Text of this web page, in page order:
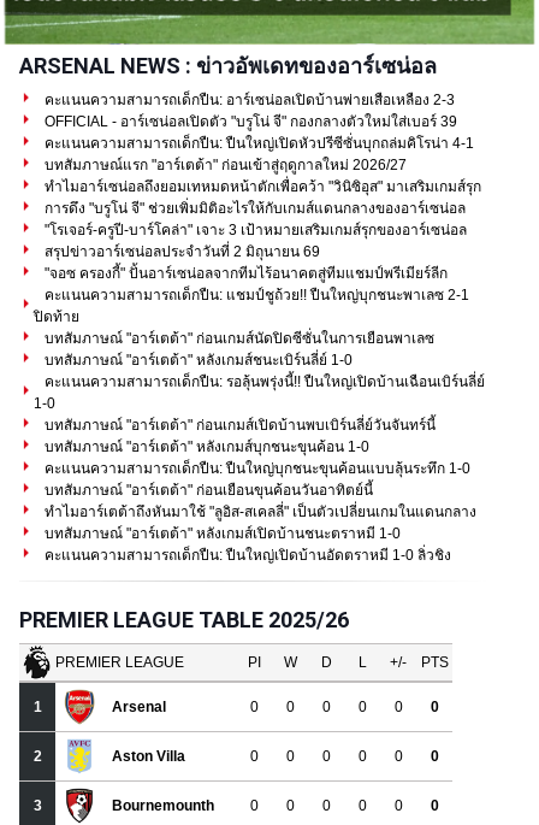
ARSENAL NEWS : ข่าวอัพเดทของอาร์เซน่อล
คะแนนความสามารถเด็กปืน: อาร์เซน่อลเปิดบ้านพ่ายเสือเหลือง 2-3
OFFICIAL - อาร์เซน่อลเปิดตัว "บรูโน่ จี" กองกลางตัวใหม่ใส่เบอร์ 39
คะแนนความสามารถเด็กปืน: ปืนใหญ่เปิดหัวปรีซีซั่นบุกถล่มคิโรน่า 4-1
บทสัมภาษณ์แรก "อาร์เตต้า" ก่อนเข้าสู่ฤดูกาลใหม่ 2026/27
ทำไมอาร์เซน่อลถึงยอมเทหมดหน้าตักเพื่อคว้า "วินิซิอุส" มาเสริมเกมส์รุก
การดึง "บรูโน่ จี" ช่วยเพิ่มมิติอะไรให้กับเกมส์แดนกลางของอาร์เซน่อล
"โรเจอร์-ครูปี-บาร์โคล่า" เจาะ 3 เป้าหมายเสริมเกมส์รุกของอาร์เซน่อล
สรุปข่าวอาร์เซน่อลประจำวันที่ 2 มิถุนายน 69
"จอซ ครองกี้" ปั้นอาร์เซน่อลจากทีมไร้อนาคตสู่ทีมแชมป์พรีเมียร์ลีก
คะแนนความสามารถเด็กปืน: แชมป์ชูถ้วย!! ปืนใหญ่บุกชนะพาเลซ 2-1
ปิดท้าย
บทสัมภาษณ์ "อาร์เตต้า" ก่อนเกมส์นัดปิดซีซั่นในการเยือนพาเลซ
บทสัมภาษณ์ "อาร์เตต้า" หลังเกมส์ชนะเบิร์นลี่ย์ 1-0
คะแนนความสามารถเด็กปืน: รอลุ้นพรุ่งนี้!! ปืนใหญ่เปิดบ้านเฉือนเบิร์นลี่ย์
1-0
บทสัมภาษณ์ "อาร์เตต้า" ก่อนเกมส์เปิดบ้านพบเบิร์นลี่ย์วันจันทร์นี้
บทสัมภาษณ์ "อาร์เตต้า" หลังเกมส์บุกชนะขุนค้อน 1-0
คะแนนความสามารถเด็กปืน: ปืนใหญ่บุกชนะขุนค้อนแบบลุ้นระทึก 1-0
บทสัมภาษณ์ "อาร์เตต้า" ก่อนเยือนขุนค้อนวันอาทิตย์นี้
ทำไมอาร์เตต้าถึงหันมาใช้ "ลูอิส-สเคลลี่" เป็นตัวเปลี่ยนเกมในแดนกลาง
บทสัมภาษณ์ "อาร์เตต้า" หลังเกมส์เปิดบ้านชนะตราหมี 1-0
คะแนนความสามารถเด็กปืน: ปืนใหญ่เปิดบ้านอัดตราหมี 1-0 ลิ่วชิง
PREMIER LEAGUE TABLE 2025/26